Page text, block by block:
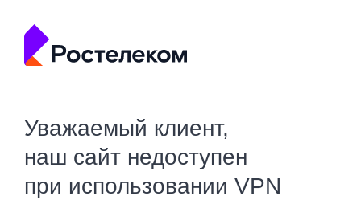
Уважаемый клиент,
наш сайт недоступен
при использовании VPN